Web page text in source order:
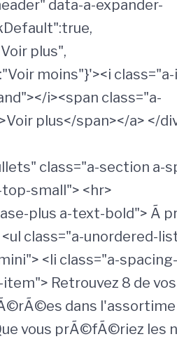
data-a-expander-
plus",
moins"}'><i class="a-
i><span class="a-
plus</span></a> </
class="a-section a-
small"> <hr>
plus a-text-bold"> Ã
class="a-unordered-
<li class="a-
Retrouvez 8 de
dans
vous prÃ©fÃ©riez les